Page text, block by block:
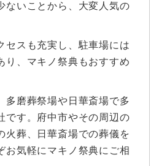
ないことから、大変人気の
セスも充実し、駐車場には
り、マキノ祭典もおすすめ
多磨葬祭場や日華斎場で多
です。府中市やその周辺の
火葬、日華斎場での葬儀を
お気軽にマキノ祭典にご相